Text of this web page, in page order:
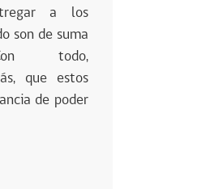
a los
son de suma
todo,
que estos
de poder